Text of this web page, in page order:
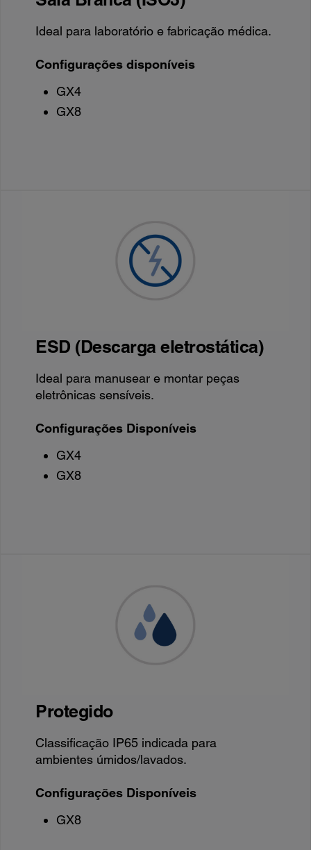
Ideal para laboratório e fabricação médica.
Configurações disponíveis
GX4
GX8
ESD (Descarga eletrostática)
Ideal para manusear e montar peças
eletrônicas sensíveis.
Configurações Disponíveis
GX4
GX8
Protegido
Classificação IP65 indicada para
ambientes úmidos/lavados.
Configurações Disponíveis
GX8